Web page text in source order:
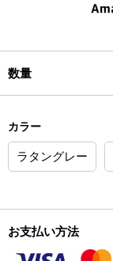
数量
カラー
ラタングレー
お支払い方法